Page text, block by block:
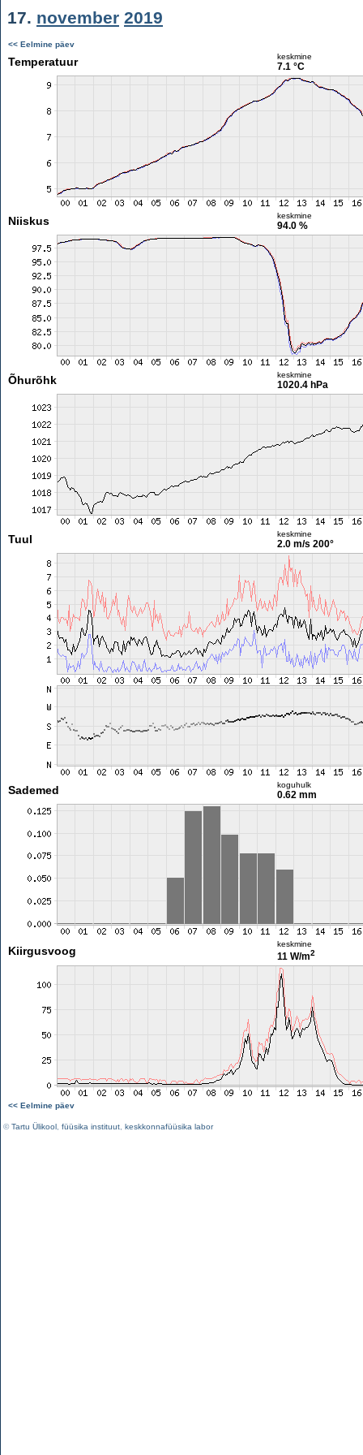
17. november 2019
<< Eelmine päev
Temperatuur keskmine
7.1 °C
Niiskus keskmine
94.0 %
Õhurõhk keskmine
1020.4 hPa
Tuul keskmine
2.0 m/s 200°
Sademed koguhulk
0.62 mm
Kiirgusvoog
keskmine
11 W/m2
<< Eelmine päev
©Tartu Ülikool füüsika instituut keskkonnafüüsika labor